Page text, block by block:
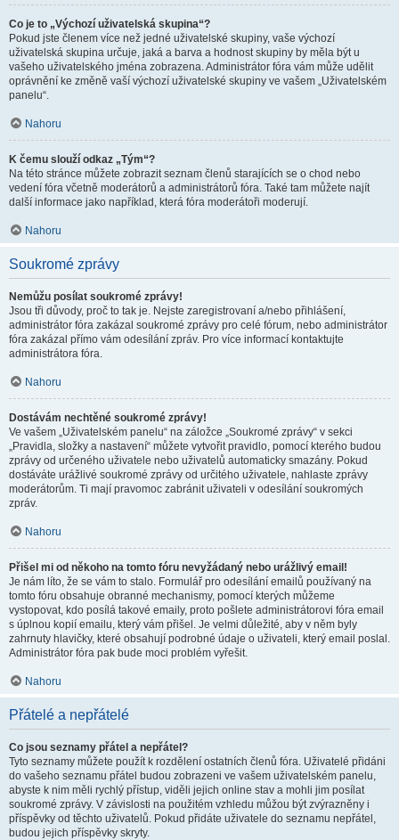
Co je to „Výchozí uživatelská skupina“?
Pokud jste členem více než jedné uživatelské skupiny, vaše výchozí
uživatelská skupina určuje, jaká a barva a hodnost skupiny by měla být u
vašeho uživatelského jména zobrazena. Administrátor fóra vám může udělit
oprávnění ke změně vaší výchozí uživatelské skupiny ve vašem „Uživatelském
panelu“.
Nahoru
K čemu slouží odkaz „Tým“?
Na této stránce můžete zobrazit seznam členů starajících se o chod nebo
vedení fóra včetně moderátorů a administrátorů fóra. Také tam můžete najít
další informace jako například, která fóra moderátoři moderují.
Nahoru
Soukromé zprávy
Nemůžu posílat soukromé zprávy!
Jsou tři důvody, proč to tak je. Nejste zaregistrovaní a/nebo přihlášení,
administrátor fóra zakázal soukromé zprávy pro celé fórum, nebo administrátor
fóra zakázal přímo vám odesílání zpráv. Pro více informací kontaktujte
administrátora fóra.
Nahoru
Dostávám nechtěné soukromé zprávy!
Ve vašem „Uživatelském panelu“ na záložce „Soukromé zprávy“ v sekci
„Pravidla, složky a nastavení“ můžete vytvořit pravidlo, pomocí kterého budou
zprávy od určeného uživatele nebo uživatelů automaticky smazány. Pokud
dostáváte urážlivé soukromé zprávy od určitého uživatele, nahlaste zprávy
moderátorům. Ti mají pravomoc zabránit uživateli v odesílání soukromých
zpráv.
Nahoru
Přišel mi od někoho na tomto fóru nevyžádaný nebo urážlivý email!
Je nám líto, že se vám to stalo. Formulář pro odesílání emailů používaný na
tomto fóru obsahuje obranné mechanismy, pomocí kterých můžeme
vystopovat, kdo posílá takové emaily, proto pošlete administrátorovi fóra email
s úplnou kopií emailu, který vám přišel. Je velmi důležité, aby v něm byly
zahrnuty hlavičky, které obsahují podrobné údaje o uživateli, který email poslal.
Administrátor fóra pak bude moci problém vyřešit.
Nahoru
Přátelé a nepřátelé
Co jsou seznamy přátel a nepřátel?
Tyto seznamy můžete použít k rozdělení ostatních členů fóra. Uživatelé přidáni
do vašeho seznamu přátel budou zobrazeni ve vašem uživatelském panelu,
abyste k nim měli rychlý přístup, viděli jejich online stav a mohli jim posílat
soukromé zprávy. V závislosti na použitém vzhledu můžou být zvýrazněny i
příspěvky od těchto uživatelů. Pokud přidáte uživatele do seznamu nepřátel,
budou jejich příspěvky skryty.